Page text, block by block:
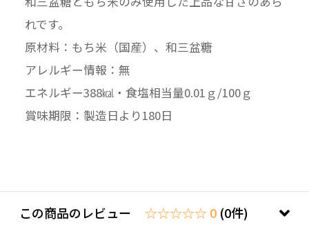
れです。
原材料：もち米（国産）、和三盆糖
アレルギー情報：無
エネルギー388㎉・食塩相当量0.01ｇ/100ｇ
賞味期限：製造日より180日
この商品のレビュー ☆☆☆☆☆ 0 (0件)